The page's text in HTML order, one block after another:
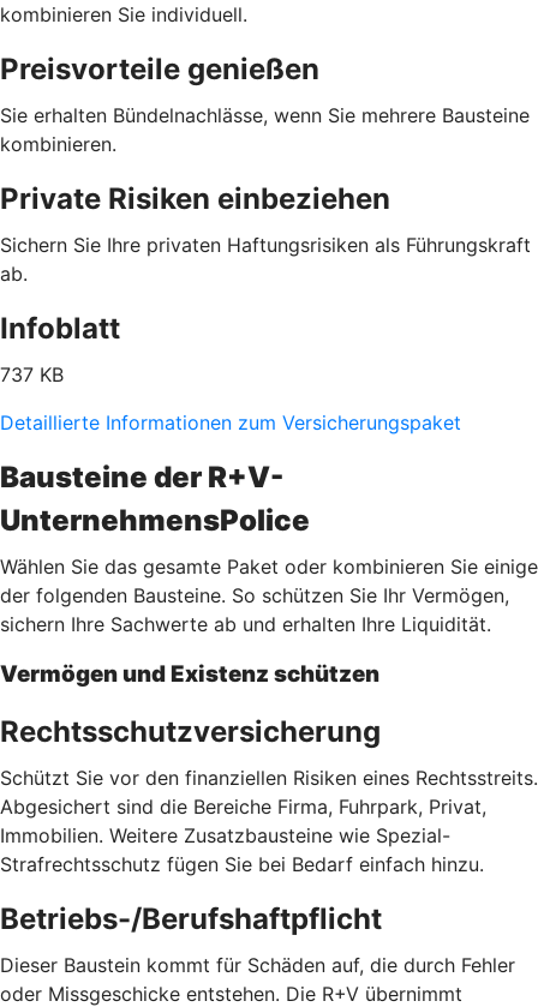
kombinieren Sie individuell.
Preisvorteile genießen
Sie erhalten Bündelnachlässe, wenn Sie mehrere Bausteine
kombinieren.
Private Risiken einbeziehen
Sichern Sie Ihre privaten Haftungsrisiken als Führungskraft
ab.
Infoblatt
737 KB
Detaillierte Informationen zum Versicherungspaket
Bausteine der R+V-
UnternehmensPolice
Wählen Sie das gesamte Paket oder kombinieren Sie einige
der folgenden Bausteine. So schützen Sie Ihr Vermögen,
sichern Ihre Sachwerte ab und erhalten Ihre Liquidität.
Vermögen und Existenz schützen
Rechtsschutzversicherung
Schützt Sie vor den finanziellen Risiken eines Rechtsstreits.
Abgesichert sind die Bereiche Firma, Fuhrpark, Privat,
Immobilien. Weitere Zusatzbausteine wie Spezial-
Strafrechtsschutz fügen Sie bei Bedarf einfach hinzu.
Betriebs-/Berufshaftpflicht
Dieser Baustein kommt für Schäden auf, die durch Fehler
oder Missgeschicke entstehen. Die R+V übernimmt